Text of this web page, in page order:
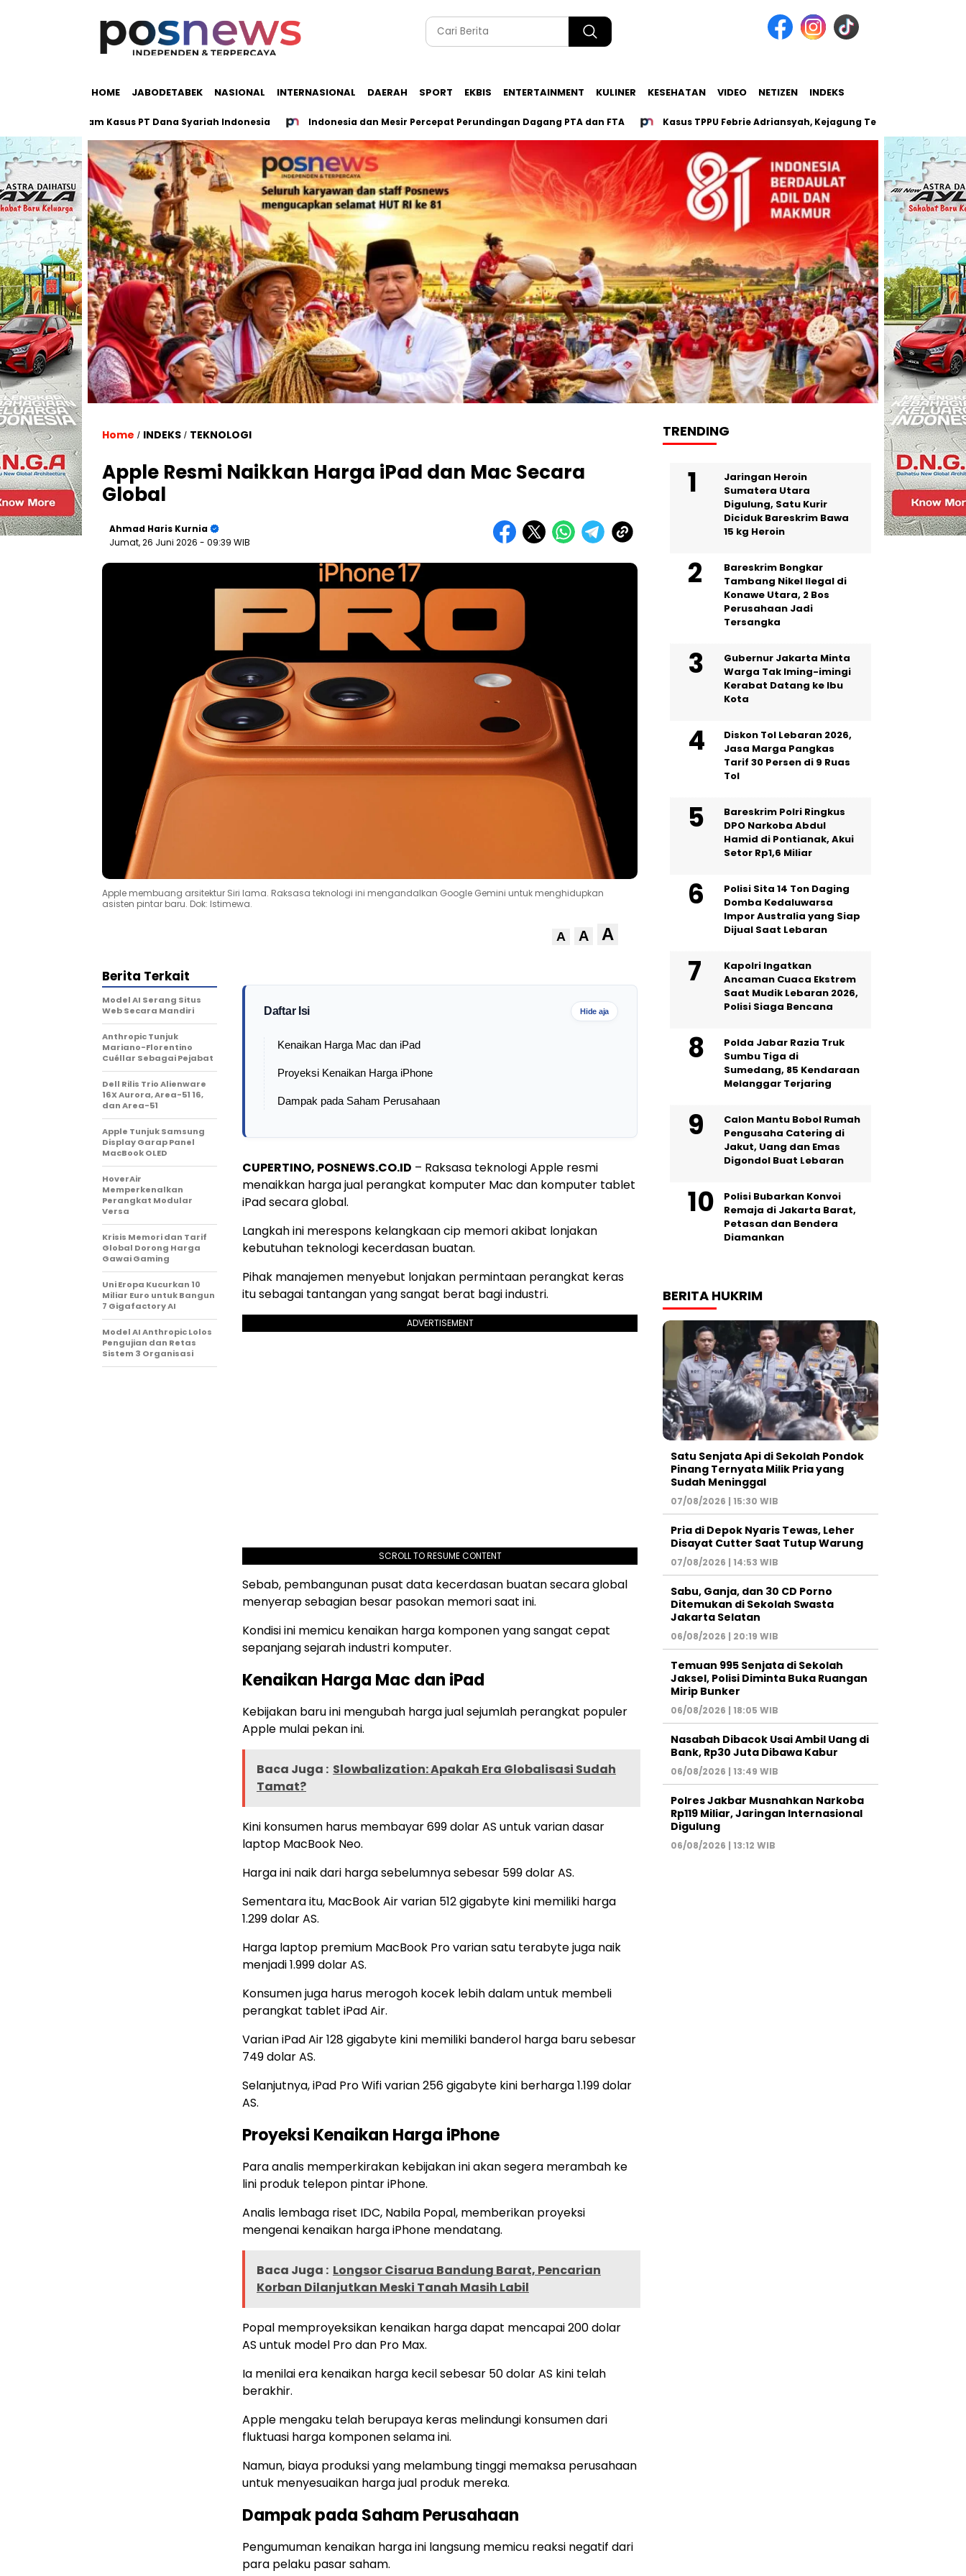
HOME JABODETABEK NASIONAL INTERNASIONAL DAERAH SPORT EKBIS ENTERTAINMENT KULINER KESEHATAN VIDEO NETIZEN INDEKS
dalam Kasus PT Dana Syariah Indonesia Indonesia dan Mesir Percepat Perundingan Dagang PTA dan FTA Kasus TPPU Febrie Adriansyah, Kejagung Telusuri Keterkaitan 7
Home / INDEKS / TEKNOLOGI
Apple Resmi Naikkan Harga iPad dan Mac Secara
Global
Ahmad Haris Kurnia
Jumat, 26 Juni 2026 - 09:39 WIB
Apple membuang arsitektur Siri lama. Raksasa teknologi ini mengandalkan Google Gemini untuk menghidupkan
asisten pintar baru. Dok: Istimewa.
A A A
Daftar Isi Hide aja
Kenaikan Harga Mac dan iPad
Proyeksi Kenaikan Harga iPhone
Dampak pada Saham Perusahaan
CUPERTINO, POSNEWS.CO.ID – Raksasa teknologi Apple resmi
menaikkan harga jual perangkat komputer Mac dan komputer tablet
iPad secara global.
Langkah ini merespons kelangkaan cip memori akibat lonjakan
kebutuhan teknologi kecerdasan buatan.
Pihak manajemen menyebut lonjakan permintaan perangkat keras
itu sebagai tantangan yang sangat berat bagi industri.
ADVERTISEMENT
SCROLL TO RESUME CONTENT
Sebab, pembangunan pusat data kecerdasan buatan secara global
menyerap sebagian besar pasokan memori saat ini.
Kondisi ini memicu kenaikan harga komponen yang sangat cepat
sepanjang sejarah industri komputer.
Kenaikan Harga Mac dan iPad
Kebijakan baru ini mengubah harga jual sejumlah perangkat populer
Apple mulai pekan ini.
Baca Juga : Slowbalization: Apakah Era Globalisasi Sudah
Tamat?
Kini konsumen harus membayar 699 dolar AS untuk varian dasar
laptop MacBook Neo.
Harga ini naik dari harga sebelumnya sebesar 599 dolar AS.
Sementara itu, MacBook Air varian 512 gigabyte kini memiliki harga
1.299 dolar AS.
Harga laptop premium MacBook Pro varian satu terabyte juga naik
menjadi 1.999 dolar AS.
Konsumen juga harus merogoh kocek lebih dalam untuk membeli
perangkat tablet iPad Air.
Varian iPad Air 128 gigabyte kini memiliki banderol harga baru sebesar
749 dolar AS.
Selanjutnya, iPad Pro Wifi varian 256 gigabyte kini berharga 1.199 dolar
AS.
Proyeksi Kenaikan Harga iPhone
Para analis memperkirakan kebijakan ini akan segera merambah ke
lini produk telepon pintar iPhone.
Analis lembaga riset IDC, Nabila Popal, memberikan proyeksi
mengenai kenaikan harga iPhone mendatang.
Baca Juga : Longsor Cisarua Bandung Barat, Pencarian
Korban Dilanjutkan Meski Tanah Masih Labil
Popal memproyeksikan kenaikan harga dapat mencapai 200 dolar
AS untuk model Pro dan Pro Max.
Ia menilai era kenaikan harga kecil sebesar 50 dolar AS kini telah
berakhir.
Apple mengaku telah berupaya keras melindungi konsumen dari
fluktuasi harga komponen selama ini.
Namun, biaya produksi yang melambung tinggi memaksa perusahaan
untuk menyesuaikan harga jual produk mereka.
Dampak pada Saham Perusahaan
Pengumuman kenaikan harga ini langsung memicu reaksi negatif dari
para pelaku pasar saham.
Berita Terkait
Model AI Serang Situs
Web Secara Mandiri
Anthropic Tunjuk
Mariano-Florentino
Cuéllar Sebagai Pejabat
Dell Rilis Trio Alienware
16X Aurora, Area-51 16,
dan Area-51
Apple Tunjuk Samsung
Display Garap Panel
MacBook OLED
HoverAir
Memperkenalkan
Perangkat Modular
Versa
Krisis Memori dan Tarif
Global Dorong Harga
Gawai Gaming
Uni Eropa Kucurkan 10
Miliar Euro untuk Bangun
7 Gigafactory AI
Model AI Anthropic Lolos
Pengujian dan Retas
Sistem 3 Organisasi
TRENDING
Jaringan Heroin
Sumatera Utara
Digulung, Satu Kurir
Diciduk Bareskrim Bawa
15 kg Heroin
Bareskrim Bongkar
Tambang Nikel Ilegal di
Konawe Utara, 2 Bos
Perusahaan Jadi
Tersangka
Gubernur Jakarta Minta
Warga Tak Iming-imingi
Kerabat Datang ke Ibu
Kota
Diskon Tol Lebaran 2026,
Jasa Marga Pangkas
Tarif 30 Persen di 9 Ruas
Tol
Bareskrim Polri Ringkus
DPO Narkoba Abdul
Hamid di Pontianak, Akui
Setor Rp1,6 Miliar
Polisi Sita 14 Ton Daging
Domba Kedaluwarsa
Impor Australia yang Siap
Dijual Saat Lebaran
Kapolri Ingatkan
Ancaman Cuaca Ekstrem
Saat Mudik Lebaran 2026,
Polisi Siaga Bencana
Polda Jabar Razia Truk
Sumbu Tiga di
Sumedang, 85 Kendaraan
Melanggar Terjaring
Calon Mantu Bobol Rumah
Pengusaha Catering di
Jakut, Uang dan Emas
Digondol Buat Lebaran
Polisi Bubarkan Konvoi
Remaja di Jakarta Barat,
Petasan dan Bendera
Diamankan
BERITA HUKRIM
Satu Senjata Api di Sekolah Pondok
Pinang Ternyata Milik Pria yang
Sudah Meninggal
07/08/2026 | 15:30 WIB
Pria di Depok Nyaris Tewas, Leher
Disayat Cutter Saat Tutup Warung
07/08/2026 | 14:53 WIB
Sabu, Ganja, dan 30 CD Porno
Ditemukan di Sekolah Swasta
Jakarta Selatan
06/08/2026 | 20:19 WIB
Temuan 995 Senjata di Sekolah
Jaksel, Polisi Diminta Buka Ruangan
Mirip Bunker
06/08/2026 | 18:05 WIB
Nasabah Dibacok Usai Ambil Uang di
Bank, Rp30 Juta Dibawa Kabur
06/08/2026 | 13:49 WIB
Polres Jakbar Musnahkan Narkoba
Rp119 Miliar, Jaringan Internasional
Digulung
06/08/2026 | 13:12 WIB